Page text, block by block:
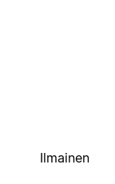
Ilmainen